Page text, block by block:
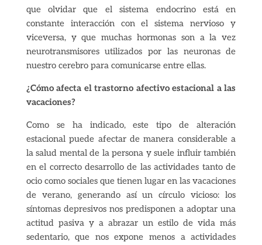
que olvidar que el sistema endocrino está en
constante interacción con el sistema nervioso y
viceversa, y que muchas hormonas son a la vez
neurotransmisores utilizados por las neuronas de
nuestro cerebro para comunicarse entre ellas.
¿Cómo afecta el trastorno afectivo estacional a las
vacaciones?
Como se ha indicado, este tipo de alteración
estacional puede afectar de manera considerable a
la salud mental de la persona y suele influir también
en el correcto desarrollo de las actividades tanto de
ocio como sociales que tienen lugar en las vacaciones
de verano, generando así un círculo vicioso: los
síntomas depresivos nos predisponen a adoptar una
actitud pasiva y a abrazar un estilo de vida más
sedentario, que nos expone menos a actividades